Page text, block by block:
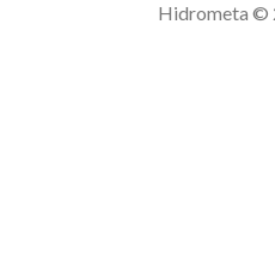
Hidrometa ©